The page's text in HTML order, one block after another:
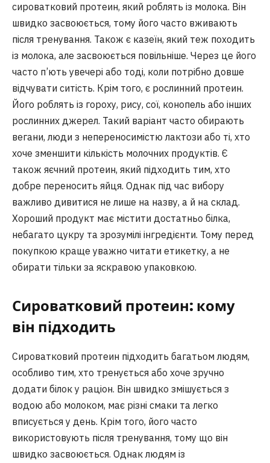
сироватковий протеин, який роблять із молока. Він
швидко засвоюється, тому його часто вживають
після тренування. Також є казеїн, який теж походить
із молока, але засвоюється повільніше. Через це його
часто п’ють увечері або тоді, коли потрібно довше
відчувати ситість. Крім того, є рослинний протеин.
Його роблять із гороху, рису, сої, конопель або інших
рослинних джерел. Такий варіант часто обирають
вегани, люди з непереносимістю лактози або ті, хто
хоче зменшити кількість молочних продуктів. Є
також яєчний протеин, який підходить тим, хто
добре переносить яйця. Однак під час вибору
важливо дивитися не лише на назву, а й на склад.
Хороший продукт має містити достатньо білка,
небагато цукру та зрозумілі інгредієнти. Тому перед
покупкою краще уважно читати етикетку, а не
обирати тільки за яскравою упаковкою.
Сироватковий протеин: кому
він підходить
Сироватковий протеин підходить багатьом людям,
особливо тим, хто тренується або хоче зручно
додати білок у раціон. Він швидко змішується з
водою або молоком, має різні смаки та легко
вписується у день. Крім того, його часто
використовують після тренування, тому що він
швидко засвоюється. Однак людям із